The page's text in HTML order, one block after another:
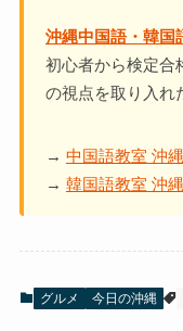
沖縄中国語・韓国
初心者から検定合
の視点を取り入れ
→ 中国語教室 沖
→ 韓国語教室 沖
グルメ 今日の沖縄